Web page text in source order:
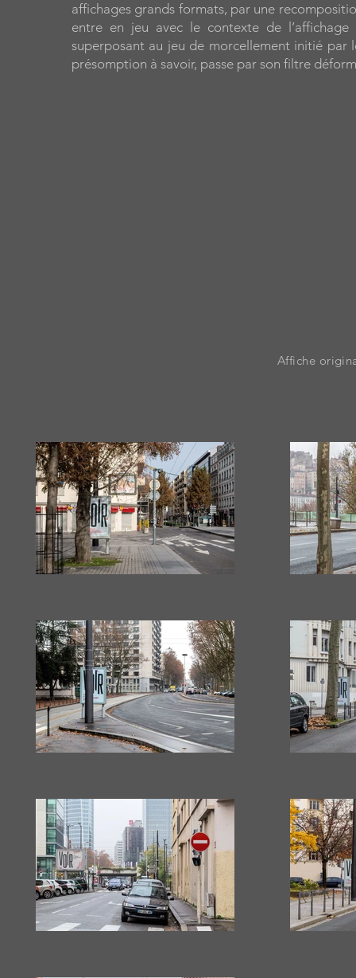
affichages grands formats, par une
entre en jeu avec le contexte de
superposant au jeu de morcellement initié
présomption à savoir, passe par son filtre
Affiche